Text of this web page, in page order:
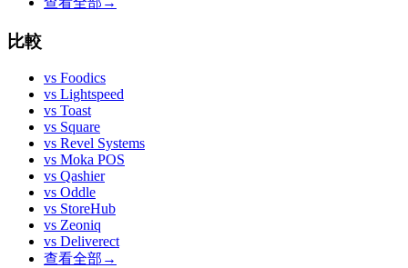
比較
vs Foodics
vs Lightspeed
vs Toast
vs Square
vs Revel Systems
vs Moka POS
vs Qashier
vs Oddle
vs StoreHub
vs Zeoniq
vs Deliverect
查看全部 →